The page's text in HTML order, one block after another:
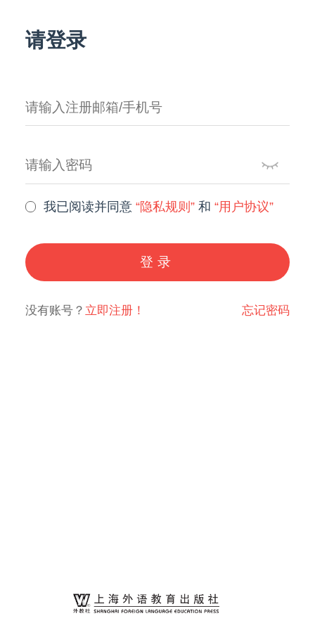
请登录
我已阅读并同意“隐私规则” 和“用户协议”
登录
没有账号？ 立即注册！ 忘记密码